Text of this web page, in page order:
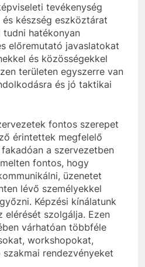
tevékenység
készség eszköztárat
tudni hatékonyan
előremutató javaslatokat
és közösségekkel
területen egyszerre van
és jó taktikai
fontos szerepet
érintettek megfelelő
a szervezetben
fontos, hogy
üzenetet
lévő személyekkel
Képzési kínálatunk
elérését szolgálja. Ezen
várhatóan többféle
workshopokat,
rendezvényeket